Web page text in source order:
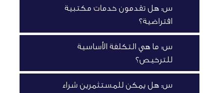
س: هل تقدمون خدمات مكتبية
افتراضية؟
س: ما هي التكلفة الأساسية
للترخيص؟
س: هل يمكن للمستثمرين شراء